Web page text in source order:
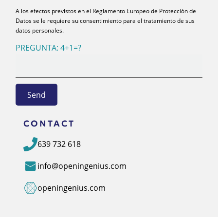
A los efectos previstos en el Reglamento Europeo de Protección de
Datos se le requiere su consentimiento para el tratamiento de sus
datos personales.
PREGUNTA: 4+1=?
CONTACT
639 732 618
info@openingenius.com
openingenius.com